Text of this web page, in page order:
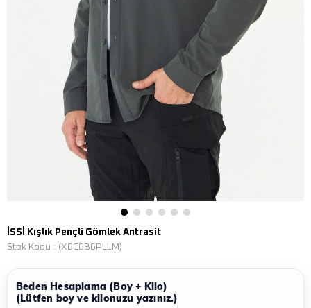
İSSİ Kışlık Pençli Gömlek Antrasit
Stok Kodu
(X6C6B6PLLM)
Beden Hesaplama (Boy + Kilo)
(Lütfen boy ve kilonuzu yazınız.)